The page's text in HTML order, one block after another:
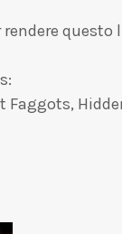
questo
Faggots,